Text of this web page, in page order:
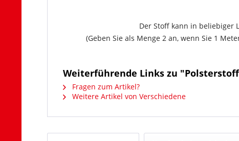
Der Stoff kann in beliebiger
(Geben Sie als Menge 2 an, wenn Sie 1
Weiterführende Links zu
Fragen zum Artikel?
Weitere Artikel von Verschiedene